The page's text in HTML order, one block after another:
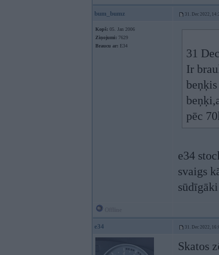
bum_bumz 31. Dec 2022,
Kopš: 05. Jan 2006
Ziņojumi: 7629
Braucu ar: E34
31
Ir
pēc
e34
svaigs
e34 31. Dec 2022,
Skatos